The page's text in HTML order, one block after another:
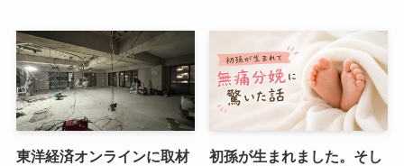
東洋経済オンラインに取材
初孫が生まれました。そし